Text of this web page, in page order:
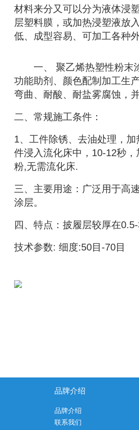
材料来分又可以分为液体浸
层塑料膜，或加热浸塑液放
低、成型容易、可加工各种
一、 聚乙烯热塑性粉末涂
功能助剂、颜色配制加工生
弯曲、耐酸、耐盐雾腐蚀
二、常规施工条件：
1、工件除锈、去油处理，
件浸入流化床中，10-12秒，
粉,无需流化床.
三、主要用途：广泛用于高
涂层。
四、特点：披履层较厚在
技术参数: 细度:50目-70目
品牌介绍
品牌介绍
联系我们